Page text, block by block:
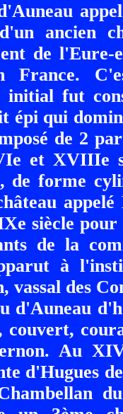
ancien
de
France.
initial fut
épi qui
de 2
et XVIIIe
de forme
siècle
de la
à
vassal des
d'Auneau
couvert,
Au
d'Hugues